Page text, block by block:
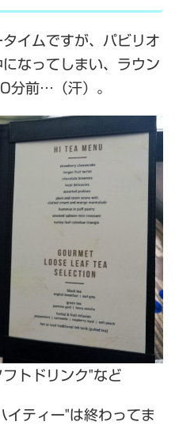
イムですが、パビリオ
なってしまい、ラウン
分前…（汗）。
トドリンク"など
イティー"は終わってま